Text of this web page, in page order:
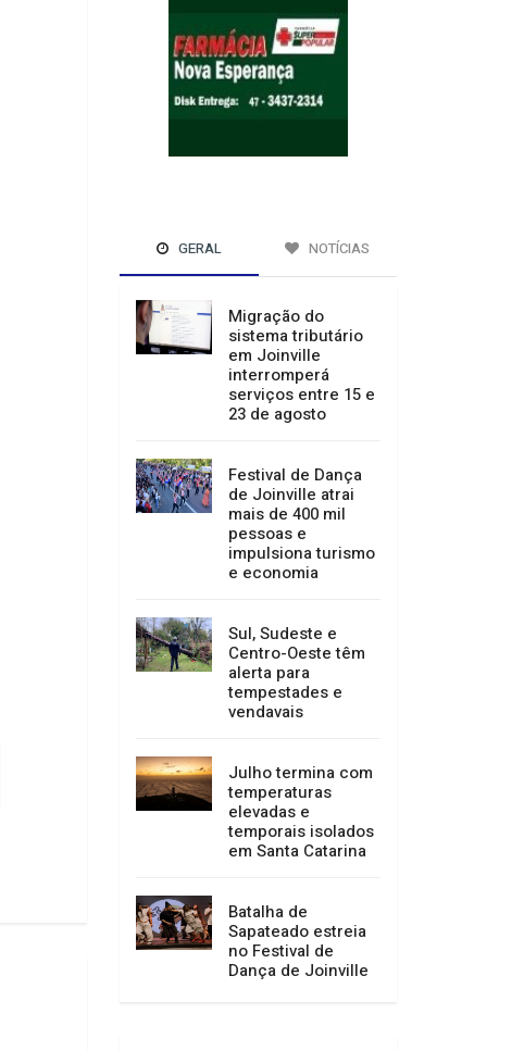
GERAL NOTÍCIAS
Migração do
sistema tributário
em Joinville
interromperá
serviços entre 15 e
23 de agosto
Festival de Dança
de Joinville atrai
mais de 400 mil
pessoas e
impulsiona turismo
e economia
Sul, Sudeste e
Centro-Oeste têm
alerta para
tempestades e
vendavais
Julho termina com
temperaturas
elevadas e
temporais isolados
em Santa Catarina
Batalha de
Sapateado estreia
no Festival de
Dança de Joinville